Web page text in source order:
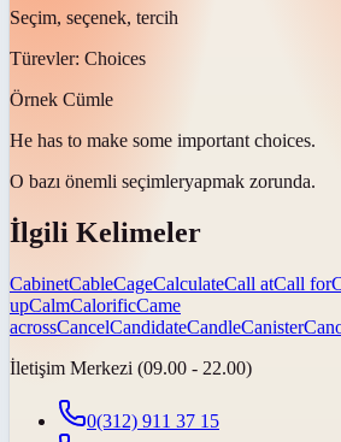
Seçim, seçenek, tercih
Türevler: Choices
Örnek Cümle
He has to make some important choices.
O bazı önemli seçimleryapmak zorunda.
İlgili Kelimeler
CabinetCableCageCalculateCall atCall for
upCalmCalorificCame
acrossCancelCandidateCandleCanister
İletişim Merkezi (09.00 - 22.00)
0(312) 911 37 15